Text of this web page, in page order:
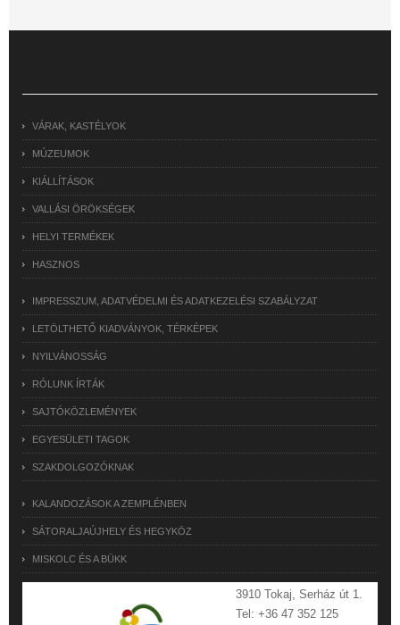
VÁRAK, KASTÉLYOK
MÚZEUMOK
KIÁLLÍTÁSOK
VALLÁSI ÖRÖKSÉGEK
HELYI TERMÉKEK
HASZNOS
IMPRESSZUM, ADATVÉDELMI ÉS ADATKEZELÉSI SZABÁLYZAT
LETÖLTHETŐ KIADVÁNYOK, TÉRKÉPEK
NYILVÁNOSSÁG
RÓLUNK ÍRTÁK
SAJTÓKÖZLEMÉNYEK
EGYESÜLETI TAGOK
SZAKDOLGOZÓKNAK
KALANDOZÁSOK A ZEMPLÉNBEN
SÁTORALJAÚJHELY ÉS HEGYKÖZ
MISKOLC ÉS A BÜKK
3910 Tokaj, Serház út 1.
Tel: +36 47 352 125